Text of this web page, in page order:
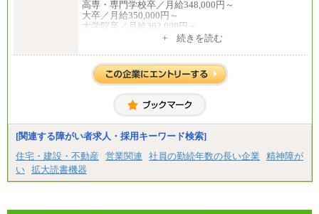
高専・専門学校卒／月給348,000円～
大卒／月給350,000円～
大学院卒／月給362,000円～
[地域社員]月給295,000円～
【正社員】
[全国社員]月給348,000円～
[地域社員]月給295,000円～
【契約社員】月給200,000円～
+ 続きを読む
[関連する障がい者求人・採用キーワード検索]
住宅・建設・不動産
営業関連 社員の勤続年数の長い企業
精神障が
い 拡大読書機器